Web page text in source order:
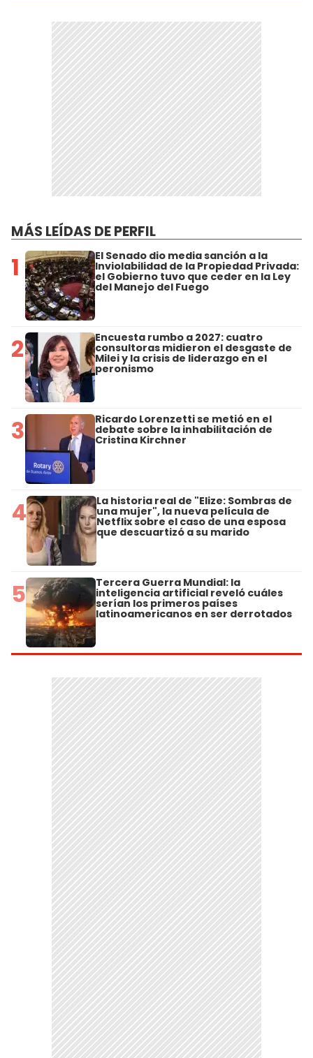
MÁS LEÍDAS DE PERFIL
1 El Senado dio media sanción a la
Inviolabilidad de la Propiedad Privada:
el Gobierno tuvo que ceder en la Ley
del Manejo del Fuego
2 Encuesta rumbo a 2027: cuatro
consultoras midieron el desgaste de
Milei y la crisis de liderazgo en el
peronismo
3 Ricardo Lorenzetti se metió en el
debate sobre la inhabilitación de
Cristina Kirchner
4 La historia real de "Elize: Sombras de
una mujer", la nueva película de
Netflix sobre el caso de una esposa
que descuartizó a su marido
5 Tercera Guerra Mundial: la
inteligencia artificial reveló cuáles
serían los primeros países
latinoamericanos en ser derrotados